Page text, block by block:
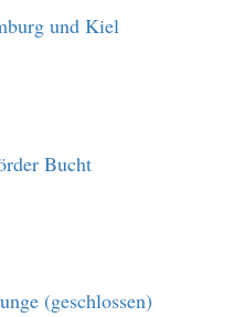
und Kiel
Bucht
(geschlossen)